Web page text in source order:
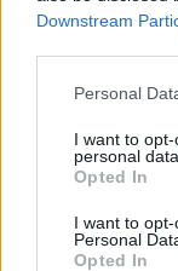
Downstream
Please note that
not limited to
grant or deny
use your data for
consent section.
Personal
I want to
personal data.
Opted In
I want to
Personal
Opted In